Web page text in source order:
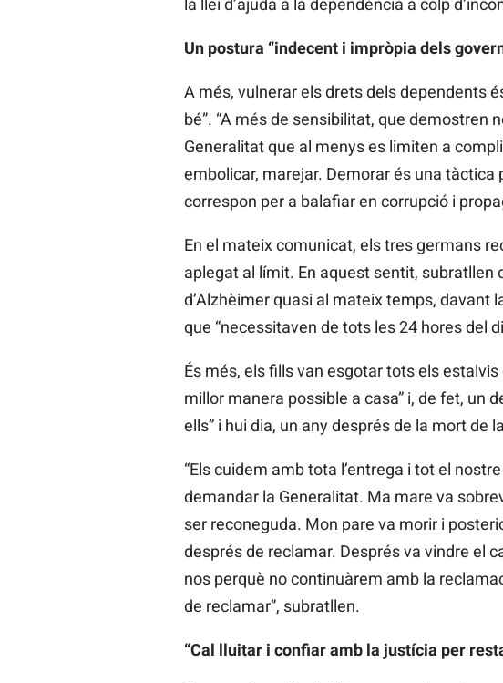
la llei d’ajuda a la dependència a colp
Un postura “indecent i impròpia dels
A més, vulnerar els drets dels dependents
bé”. “A més de sensibilitat, que demostren
Generalitat que al menys es limiten a
embolicar, marejar. Demorar és una tàctica
correspon per a balafiar en corrupció i
En el mateix comunicat, els tres germans
aplegat al límit. En aquest sentit, subratllen
d’Alzhèimer quasi al mateix temps, davant
que “necessitaven de tots les 24 hores del
És més, els fills van esgotar tots els
millor manera possible a casa” i, de fet, un
ells” i hui dia, un any després de la mort de
“Els cuidem amb tota l’entrega i tot el
demandar la Generalitat. Ma mare va
ser reconeguda. Mon pare va morir i
després de reclamar. Després va vindre el
nos perquè no continuàrem amb la
de reclamar”, subratllen.
“Cal lluitar i confiar amb la justícia per